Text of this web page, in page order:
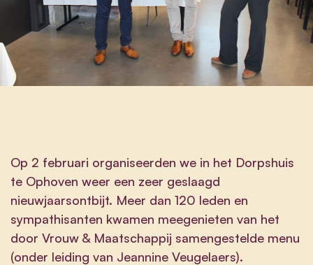
Op 2 februari organiseerden we in het Dorpshuis
te Ophoven weer een zeer geslaagd
nieuwjaarsontbijt. Meer dan 120 leden en
sympathisanten kwamen meegenieten van het
door Vrouw & Maatschappij samengestelde menu
(onder leiding van Jeannine Veugelaers).